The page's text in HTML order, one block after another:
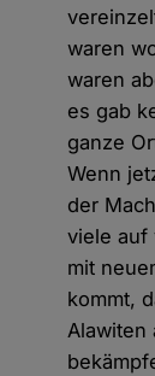
waren
waren
es gab
ganze
Wenn
der
viele auf
mit
kommt,
Alawiten